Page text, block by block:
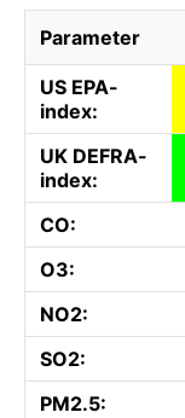
Parameter
US EPA-
index:
UK DEFRA-
index:
CO:
O3:
NO2:
SO2:
PM2.5: